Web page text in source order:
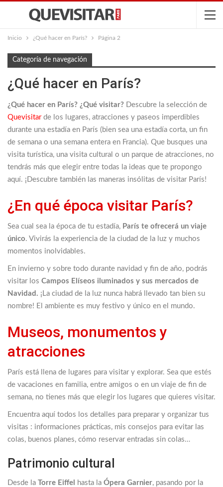
Inicio ¿Qué hacer en París? Página 2
Categoría de navegación
¿Qué hacer en París?
¿Qué hacer en París? ¿Qué visitar? Descubre la selección de
Quevisitarde los lugares, atracciones y paseos imperdibles
durante una estadía en París (bien sea una estadía corta, un fin
de semana o una semana entera en Francia). Que busques una
visita turística, una visita cultural o un parque de atracciones, no
tendrás más que elegir entre todas la ideas que te propongo
aquí. ¡Descubre también las maneras insólitas de visitar París!
¿En qué época visitar París?
Sea cual sea la época de tu estadía, París te ofrecerá un viaje
único. Vivirás la experiencia de la ciudad de la luz y muchos
momentos inolvidables.
En invierno y sobre todo durante navidad y fin de año, podrás
visitar los Campos Elíseos iluminados y sus mercados de
Navidad. ¡La ciudad de la luz nunca habrá llevado tan bien su
nombre! El ambiente es muy festivo y único en el mundo.
Museos, monumentos y
atracciones
París está llena de lugares para visitar y explorar. Sea que estés
de vacaciones en familia, entre amigos o en un viaje de fin de
semana, no tienes más que elegir los lugares que quieres visitar.
Encuentra aquí todos los detalles para preparar y organizar tus
visitas : informaciones prácticas, mis consejos para evitar las
colas, buenos planes, cómo reservar entradas sin colas…
Patrimonio cultural
Desde la Torre Eiffel hasta la Ópera Garnier, pasando por la